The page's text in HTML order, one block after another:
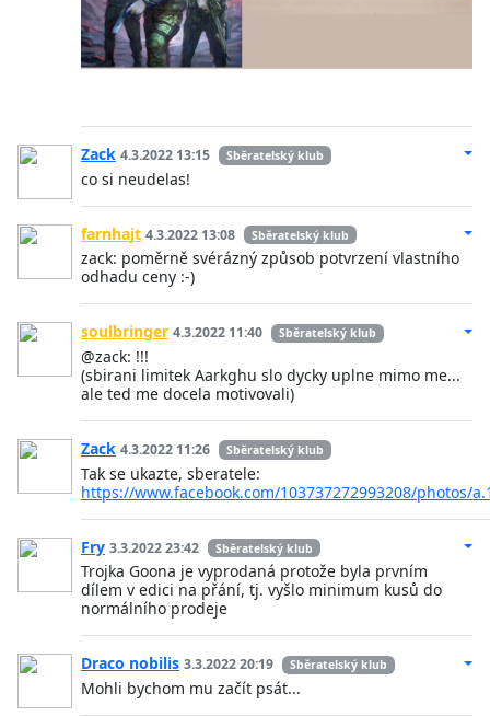
Zack 4.3.2022 13:15 Sběratelský klub
co si neudelas!
farnhajt 4.3.2022 13:08 Sběratelský klub
zack: poměrně svérázný způsob potvrzení vlastního
odhadu ceny :-)
soulbringer 4.3.2022 11:40 Sběratelský klub
@zack: !!!
(sbirani limitek Aarkghu slo dycky uplne mimo me...
ale ted me docela motivovali)
Zack 4.3.2022 11:26 Sběratelský klub
Tak se ukazte, sberatele:
https://www.facebook.com/103737272993208/photos/
Fry 3.3.2022 23:42 Sběratelský klub
Trojka Goona je vyprodaná protože byla prvním
dílem v edici na přání, tj. vyšlo minimum kusů do
normálního prodeje
Draco nobilis 3.3.2022 20:19 Sběratelský klub
Mohli bychom mu začít psát...